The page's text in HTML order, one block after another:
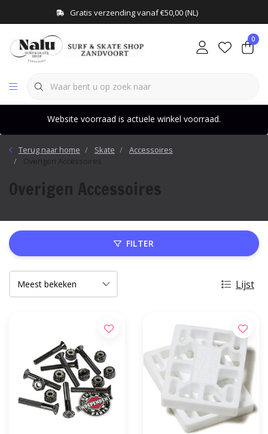
Gratis verzending vanaf €50,00 (NL)
0
Website voorraad is actuele winkel voorraad.
Terug naar home Skate
Accessoires
Overigen Accessoires
Overigen Accessoires
FILTER
Lijst